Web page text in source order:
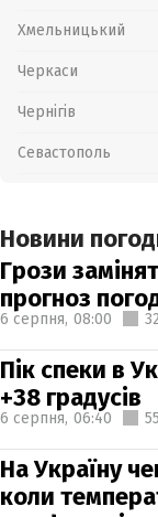
Хмельницький
Черкаси
Чернігів
Севастополь
Новини
Грози
прогноз
6 серпня, 08:00
Пік спеки в
+38 градусів
6 серпня, 06:40
На Україну
коли